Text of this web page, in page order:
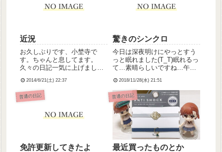
で、すごい気に入って使っ...
すみま...
近況
お久しぶりです、小埜寺で
す。ちゃんと息してます。
久々の日記一気に上げました
(こちらの記事参照)デパス飲
んだら眠気でふらつきながら
仕事したりピアスあけたり(こ
頑張ったり☀と、いろいろ...
2014/6/21(土) 22:37
驚きのシンクロ
今日は深夜明けにやっとすう
っと眠れました(T_T)眠れるっ
て…素晴らしいですね…午後
たんですけど、妹も髪切りた
いってことで、急遽電話して2
人で行くことに。妹は前髪ぱ
っつんのさらさらセミロン
グ、私は後ろ刈り上げのサ
イ...
2018/11/28(水) 21:51
普通の日記
免許更新してきたよ
普通の日記
最近買ったものとか